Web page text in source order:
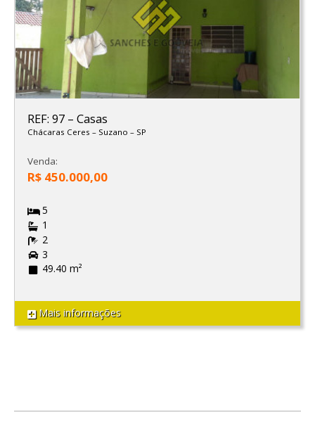
REF: 97 – Casas
Chácaras Ceres – Suzano – SP
Venda:
R$ 450.000,00
5
1
2
3
49.40 m²
Mais informações